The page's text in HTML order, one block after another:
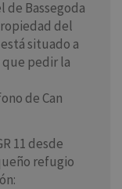
de Bassegoda
del
situado a
que pedir la
de Can
11 desde
refugio